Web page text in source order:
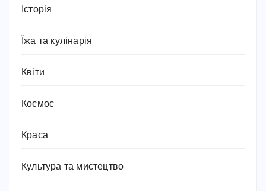
Історія
Їжа та кулінарія
Квіти
Космос
Краса
Культура та мистецтво